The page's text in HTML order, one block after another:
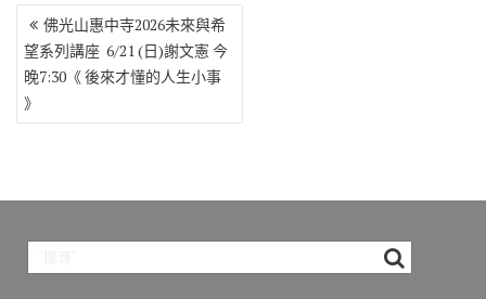
文
章
導
覽
佛光山惠中寺2026未來與希
望系列講座 6/21 (日)謝文憲 今
晚7:30《 後來才懂的人生小事
》